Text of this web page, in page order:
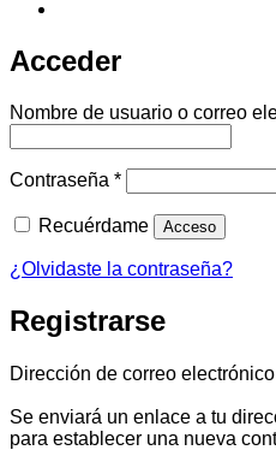
Acceder
Nombre de usuario o correo
Contraseña *Obligatorio
Recuérdame Acceso
¿Olvidaste la contraseña?
Registrarse
Dirección de correo electrónico
Se enviará un enlace a tu
para establecer una nueva